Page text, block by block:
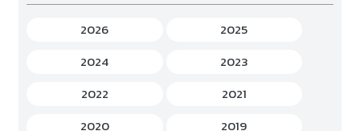
Game (เกม)
Gourmet (อาหาร)
Hentai (เฮ็นไต)
History (ประวัติศาสตร์)
2026
2025
2024
2023
2022
2021
2020
2019